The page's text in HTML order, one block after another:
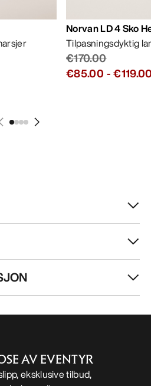
Norvan LD 4 Sko
Tilpasningsdyktig
€170.00
€85.00 -
AV EVENTYR
eksklusive tilbud,